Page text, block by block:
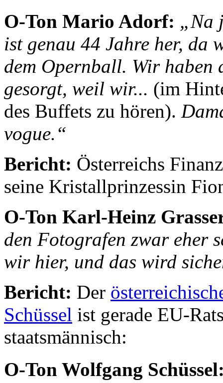
O-Ton Mario Adorf: „Na
ist genau 44 Jahre her,
dem Opernball. Wir haben
gesorgt, weil wir... (im
des Buffets zu hören).
vogue.“
Bericht: Österreichs
seine Kristallprinzessin
O-Ton Karl-Heinz
den Fotografen zwar eher
wir hier, und das wird
Bericht: Der
Schüssel ist gerade EU-
staatsmännisch:
O-Ton Wolfgang